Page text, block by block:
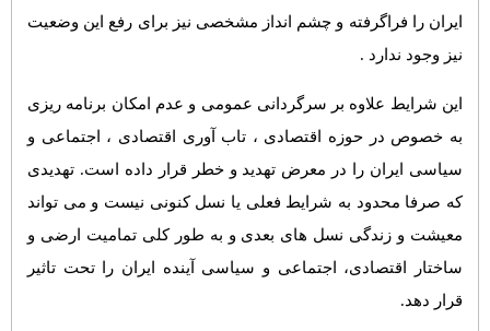
ایران را فراگرفته و چشم انداز مشخصی نیز برای رفع این وضعیت
نیز وجود ندارد .
این شرایط علاوه بر سرگردانی عمومی و عدم امکان برنامه ریزی
به خصوص در حوزه اقتصادی ، تاب آوری اقتصادی ، اجتماعی و
سیاسی ایران را در معرض تهدید و خطر قرار داده است. تهدیدی
که صرفا محدود به شرایط فعلی یا نسل کنونی نیست و می تواند
معیشت و زندگی نسل های بعدی و به طور کلی تمامیت ارضی و
ساختار اقتصادی، اجتماعی و سیاسی آینده ایران را تحت تاثیر
قرار دهد.